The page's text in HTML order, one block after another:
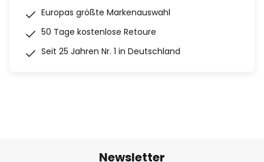
Europas größte Markenauswahl
50 Tage kostenlose Retoure
Seit 25 Jahren Nr. 1 in Deutschland
Newsletter